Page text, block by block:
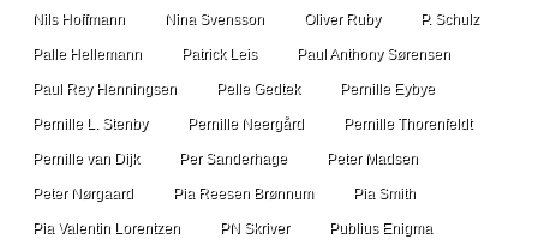
Nils Hoffmann Nina Svensson Oliver Ruby P. Schulz
Palle Hellemann Patrick Leis Paul Anthony Sørensen
Paul Rey Henningsen Pelle Gedtek Pernille Eybye
Pernille L. Stenby Pernille Neergård Pernille Thorenfeldt
Pernille van Dijk Per Sanderhage Peter Madsen
Peter Nørgaard Pia Reesen Brønnum Pia Smith
Pia Valentin Lorentzen PN Skriver Publius Enigma